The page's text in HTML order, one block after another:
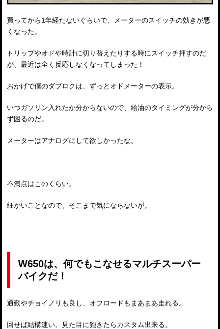
買ってから1年経たないぐらいで、メーターのスイッチの効きが悪
くなった。
トリップやオドや時計に切り替えたりする時にスイッチ押すのだ
が、最近は全く反応しなくなってしまった！
おかげで僕のダブロクは、ずっとオドメーターの表示。
いつガソリン入れたか分からないので、給油のタイミングが分から
ず困るのだ。
メーターはアナログにして欲しかったな。
不満点はこのくらい。
細かいことなので、そこまで気にならないが。
W650は、何でもこなせるマルチスーパー
バイクだ！
通勤やチョイノリも良し、オフロードもまあまあ走れる。
回せば結構速い。見た目に飽きたらカスタム出来る。